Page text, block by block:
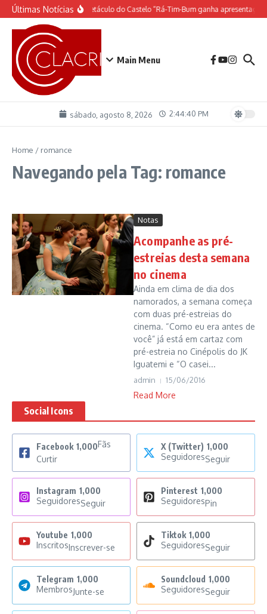
Ir para o conteúdo
Últimas NotíciasO espetáculo do Castelo “Rá-Tim-Bum ganha
Main Menu
sábado, agosto 8, 2026 2:44:40 PM
Home / romance
Navegando pela Tag: romance
Notas
Acompanhe as pré-
estreias desta semana
no cinema
Ainda em clima de dia dos
namorados, a semana começa
com duas pré-estreias do
cinema. “Como eu era antes de
você” já está em cartaz com
pré-estreia no Cinépolis do JK
Iguatemi e “O casei...
admin 15/06/2016
Read More
Social Icons
Facebook 1,000Fãs
Curtir
X (Twitter) 1,000
SeguidoresSeguir
Instagram 1,000
SeguidoresSeguir
Pinterest 1,000
SeguidoresPin
Youtube 1,000
InscritosInscrever-se
Tiktok 1,000
SeguidoresSeguir
Telegram 1,000
MembrosJunte-se
Soundcloud 1,000
SeguidoresSeguir